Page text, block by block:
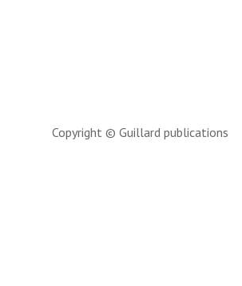
Copyright © Guillard publications